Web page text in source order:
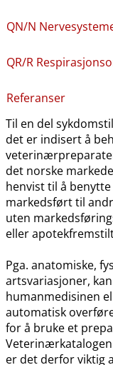
QN​/​N
QR​/​R
Referanser
Til en del
det er indisert å
det norske
henvist til å
markedsført til
uten
eller
Pga. anatomiske,
artsvariasjoner,
humanmedisinen
automatisk
for å bruke et
er det derfor viktig